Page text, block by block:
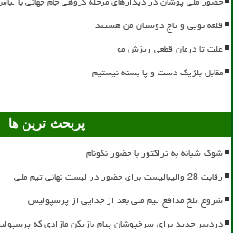
قلعه نویی و تاج دوستان من هستند
علت تا درمان قطعی ریزش مو
مقابل بلژیک دست و پا بسته نیستیم
پربحث ترین ها
شوک شبانه به تراکتور با حضور نکونام
رقابت 28 والیبالیست برای حضور در لیست نهائی تیم ملی
شروع تلخ مدافع تیم ملی بعد از جدایی از پرسپولیس
دردسر جدید برای سرخپوشان پیام بازیکن مازادی که